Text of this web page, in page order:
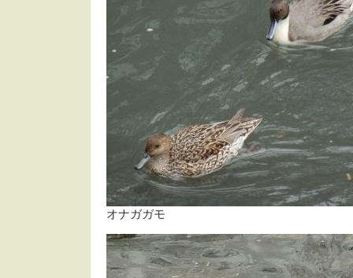
オナガガモ